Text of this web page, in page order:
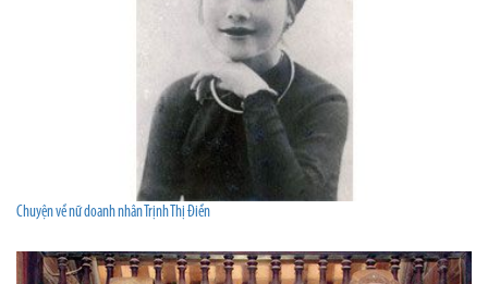
Chuyện về nữ doanh nhân Trịnh Thị Điền